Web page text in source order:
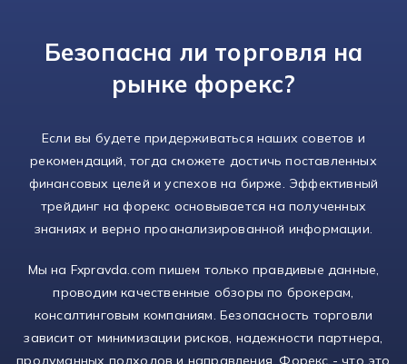
Безопасна ли торговля на
рынке форекс?
Если вы будете придерживаться наших советов и
рекомендаций, тогда сможете достичь поставленных
финансовых целей и успехов на бирже. Эффективный
трейдинг на форекс основывается на полученных
знаниях и верно проанализированной информации.
Мы на Fxpravda.com пишем только правдивые данные,
проводим качественные обзоры по брокерам,
консалтинговым компаниям. Безопасность торговли
зависит от минимизации рисков, надежности партнера,
продуманных подходов и направления. Форекс - что это